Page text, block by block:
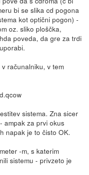
bi se slika cd pogona
kot optični pogon) -
oz. sliko ploščka,
poveda, da gre za trdi
računalniku, v tem
sistema. Zna sicer
ampak za prvi okus
napak je to čisto OK.
-m, s katerim
sistemu - privzeto je